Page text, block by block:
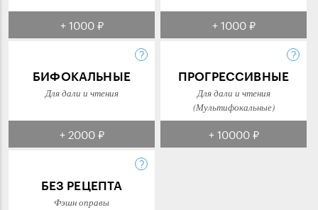
+ 1000 ₽ + 1000 ₽
БИФОКАЛЬНЫЕ
Для дали и чтения
+ 2000 ₽
ПРОГРЕССИВНЫЕ
Для дали и чтения
(Мультифокальные)
+ 10000 ₽
БЕЗ РЕЦЕПТА
Фэшн оправы